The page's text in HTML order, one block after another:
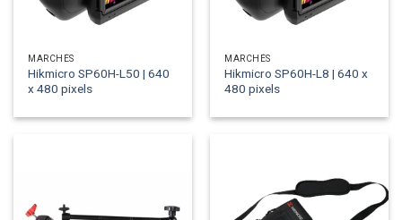
MARCHÉS
Hikmicro SP60H-L50 | 640
x 480 pixels
MARCHÉS
Hikmicro SP60H-L8 | 640 x
480 pixels